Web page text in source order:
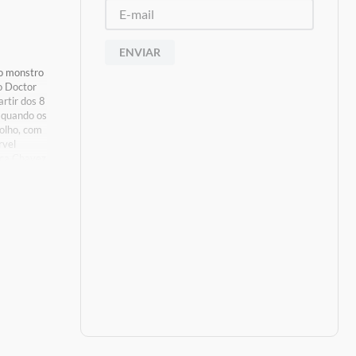
monstro
Doctor
dos 8
os
com
LEGO
suporte
ENVIAR